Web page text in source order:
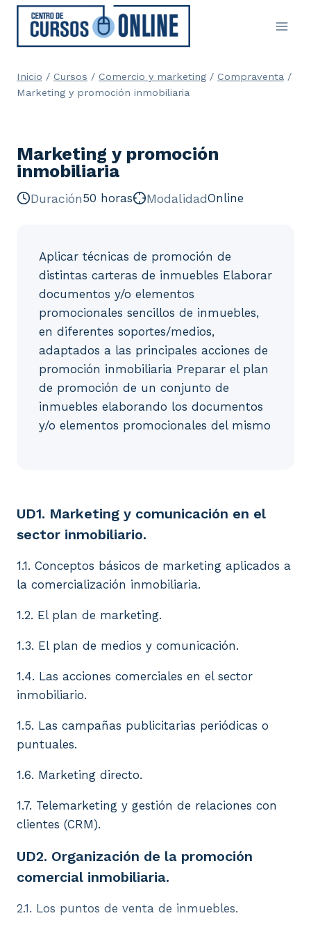
Saltar
contenido
Inicio / Cursos / Comercio y marketing / Compraventa /
Marketing y promoción inmobiliaria
Marketing y promoción
inmobiliaria
Duración50 horas ModalidadOnline
Aplicar técnicas de promoción de
distintas carteras de inmuebles Elaborar
documentos y/o elementos
promocionales sencillos de inmuebles,
en diferentes soportes/medios,
adaptados a las principales acciones de
promoción inmobiliaria Preparar el plan
de promoción de un conjunto de
inmuebles elaborando los documentos
y/o elementos promocionales del mismo
UD1. Marketing y comunicación en el sector
UD1. Marketing y comunicación en el
sector inmobiliario.
1.1. Conceptos básicos de marketing aplicados a
la comercialización inmobiliaria.
1.2. El plan de marketing.
1.3. El plan de medios y comunicación.
1.4. Las acciones comerciales en el sector
inmobiliario.
1.5. Las campañas publicitarias periódicas o
puntuales.
1.6. Marketing directo.
1.7. Telemarketing y gestión de relaciones con
clientes (CRM).
UD2. Organización de la promoción
comercial inmobiliaria.
2.1. Los puntos de venta de inmuebles.